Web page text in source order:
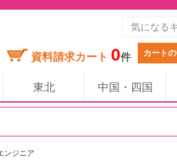
資料請求カート 0件 カート
東北 中国・四国
ンジニア